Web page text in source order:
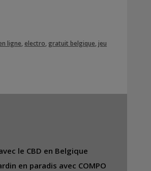
ligne electro gratuit belgique ,jeu
le CBD en Belgique
en paradis avec COMPO